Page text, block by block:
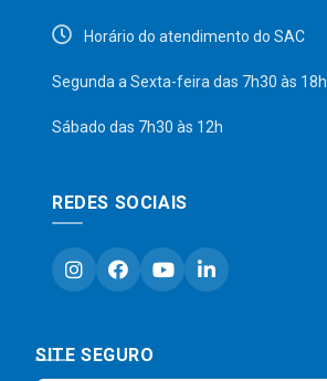
Horário do atendimento do SAC
Segunda a Sexta-feira das 7h30 às 18h
Sábado das 7h30 às 12h
REDES SOCIAIS
SITE SEGURO